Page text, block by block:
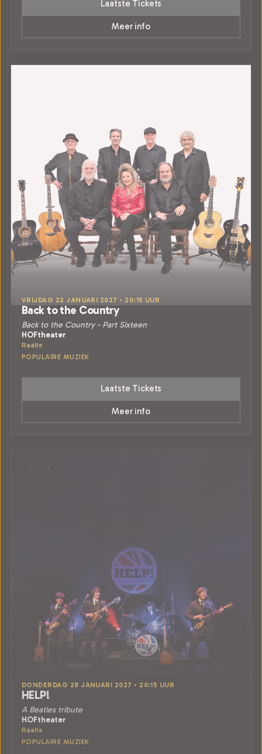
Laatste Tickets
Meer info
VRIJDAG 22 JANUARI 2027 • 20:15 UUR
Back to the Country
Back to the Country - Part Sixteen
HOFtheater
Raalte
POPULAIRE MUZIEK
Laatste Tickets
Meer info
DONDERDAG 28 JANUARI 2027 • 20:15 UUR
HELP!
A Beatles tribute
HOFtheater
Raalte
POPULAIRE MUZIEK